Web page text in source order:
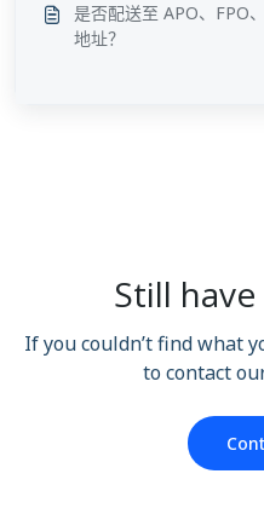
是否配送至 APO、FPO
地址？
Still
If you couldn’t find what
to contact